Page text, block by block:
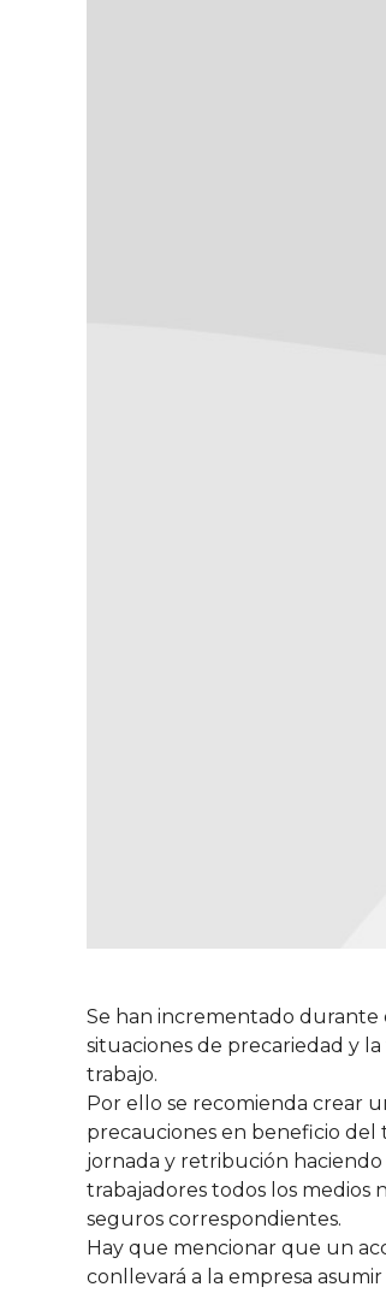
Se han incrementado durante
situaciones de precariedad y
trabajo.
Por ello se recomienda crear
precauciones en beneficio del
jornada y retribución
trabajadores todos los medios
seguros correspondientes.
Hay que mencionar que un
conllevará a la empresa